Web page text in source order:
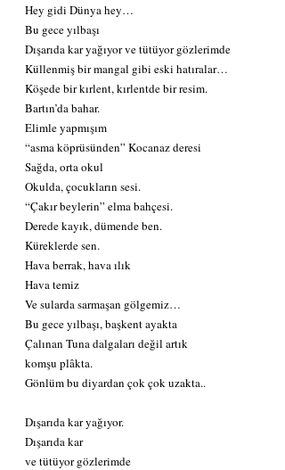
Hey gidi Dünya hey…
Bu gece yılbaşı
Dışarıda kar yağıyor ve tütüyor gözlerimde
Küllenmiş bir mangal gibi eski hatıralar…
Köşede bir kırlent, kırlentde bir resim.
Bartın’da bahar.
Elimle yapmışım
“asma köprüsünden” Kocanaz deresi
Sağda, orta okul
Okulda, çocukların sesi.
“Çakır beylerin” elma bahçesi.
Derede kayık, dümende ben.
Küreklerde sen.
Hava berrak, hava ılık
Hava temiz
Ve sularda sarmaşan gölgemiz…
Bu gece yılbaşı, başkent ayakta
Çalınan Tuna dalgaları değil artık
komşu plâkta.
Gönlüm bu diyardan çok çok uzakta..
Dışarıda kar yağıyor.
Dışarıda kar
ve tütüyor gözlerimde